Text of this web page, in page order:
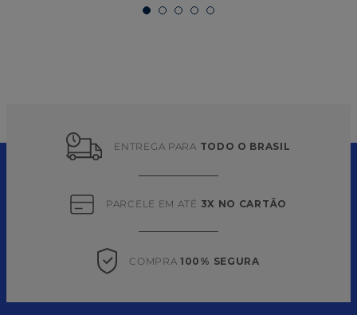
ENTREGA PARA TODO O BRASIL
PARCELE EM ATÉ 3X NO CARTÃO
COMPRA 100% SEGURA